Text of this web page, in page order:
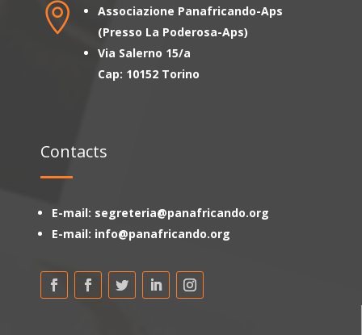

Associazione Panafricando-Aps
(Presso La Poderosa-Aps)
Via Salerno 15/a
Cap: 10152 Torino
Contacts
E-mail: segreteria@panafricando.org
E-mail: info@panafricando.org